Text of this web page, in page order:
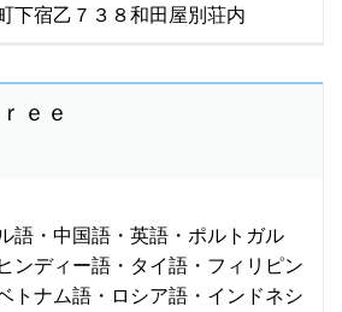
下宿乙７３８和田屋別荘内
ｅｅ
語・中国語・英語・ポルトガル
ンディー語・タイ語・フィリピン
トナム語・ロシア語・インドネシ